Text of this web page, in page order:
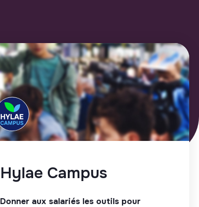
Hylae Campus
Donner aux salariés les outils pour